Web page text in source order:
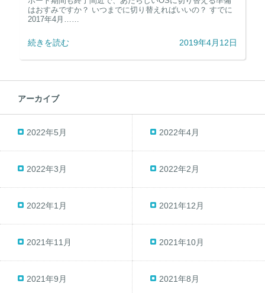
はおすみですか？ いつまでに切り替えればいいの？ すでに
2017年4月……
続きを読む 2019年4月12日
アーカイブ
2022年5月 2022年4月
2022年3月 2022年2月
2022年1月 2021年12月
2021年11月 2021年10月
2021年9月 2021年8月